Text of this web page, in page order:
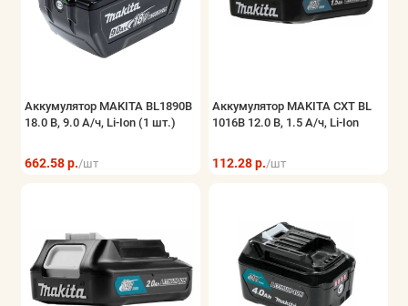
Аккумулятор MAKITA BL1890B
18.0 В, 9.0 А/ч, Li-Ion (1 шт.)
662.58 р./шт
Аккумулятор MAKITA CXT BL
1016B 12.0 В, 1.5 А/ч, Li-Ion
112.28 р./шт